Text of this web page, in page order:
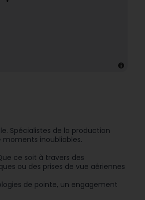
Spécialistes de la production
moments inoubliables.
ce soit à travers des
ou des prises de vue aériennes
de pointe, un engagement